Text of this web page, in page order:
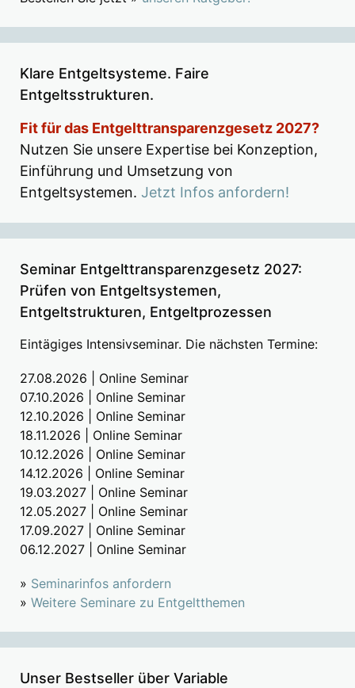
Klare Entgeltsysteme. Faire
Entgeltsstrukturen.
Fit für das Entgelttransparenzgesetz 2027?
Nutzen Sie unsere Expertise bei Konzeption,
Einführung und Umsetzung von
Entgeltsystemen. Jetzt Infos anfordern!
Seminar Entgelttransparenzgesetz 2027:
Prüfen von Entgeltsystemen,
Entgeltstrukturen, Entgeltprozessen
Eintägiges Intensivseminar. Die nächsten Termine:
27.08.2026 | Online Seminar
07.10.2026 | Online Seminar
12.10.2026 | Online Seminar
18.11.2026 | Online Seminar
10.12.2026 | Online Seminar
14.12.2026 | Online Seminar
19.03.2027 | Online Seminar
12.05.2027 | Online Seminar
17.09.2027 | Online Seminar
06.12.2027 | Online Seminar
» Seminarinfos anfordern
» Weitere Seminare zu Entgeltthemen
Unser Bestseller über Variable